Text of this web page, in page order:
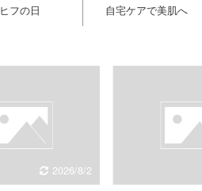
ヒフの日 自宅ケアで美肌へ
2026/8/2